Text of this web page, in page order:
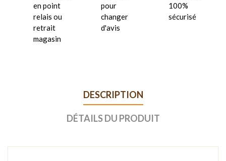
en point
relais ou
retrait
magasin
pour
changer
d'avis
100%
sécurisé
DESCRIPTION
DÉTAILS DU PRODUIT